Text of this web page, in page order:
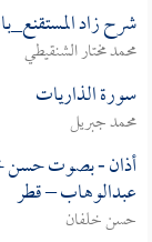
شرح زاد
محمد مختار الشنقيطي
سورة الذاريات
محمد جبريل
أذان - بصوت حسن
عبدالوهاب – قطر
حسن خلفان